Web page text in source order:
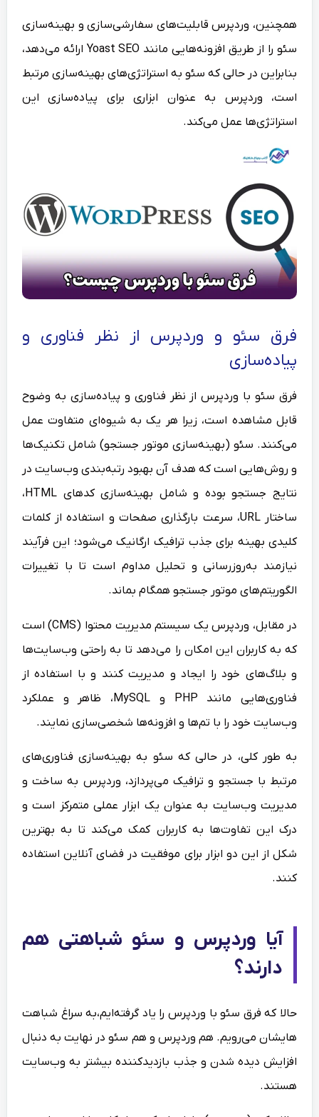
همچنین، وردپرس قابلیت‌های سفارشی‌سازی و بهینه‌سازی
سئو را از طریق افزونه‌هایی مانند Yoast SEO ارائه می‌دهد،
بنابراین در حالی که سئو به استراتژی‌های بهینه‌سازی مرتبط
است، وردپرس به عنوان ابزاری برای پیاده‌سازی این
استراتژی‌ها عمل می‌کند.
فرق سئو و وردپرس از نظر فناوری و
پیاده‌سازی
فرق سئو با وردپرس از نظر فناوری و پیاده‌سازی به وضوح
قابل مشاهده است، زیرا هر یک به شیوه‌ای متفاوت عمل
می‌کنند. سئو (بهینه‌سازی موتور جستجو) شامل تکنیک‌ها
و روش‌هایی است که هدف آن بهبود رتبه‌بندی وب‌سایت در
نتایج جستجو بوده و شامل بهینه‌سازی کدهای HTML،
ساختار URL، سرعت بارگذاری صفحات و استفاده از کلمات
کلیدی بهینه برای جذب ترافیک ارگانیک می‌شود؛ این فرآیند
نیازمند به‌روزرسانی و تحلیل مداوم است تا با تغییرات
الگوریتم‌های موتور جستجو همگام بماند.
در مقابل، وردپرس یک سیستم مدیریت محتوا (CMS) است
که به کاربران این امکان را می‌دهد تا به راحتی وب‌سایت‌ها
و بلاگ‌های خود را ایجاد و مدیریت کنند و با استفاده از
فناوری‌هایی مانند PHP و MySQL، ظاهر و عملکرد
وب‌سایت خود را با تم‌ها و افزونه‌ها شخصی‌سازی نمایند.
به طور کلی، در حالی که سئو به بهینه‌سازی فناوری‌های
مرتبط با جستجو و ترافیک می‌پردازد، وردپرس به ساخت و
مدیریت وب‌سایت به عنوان یک ابزار عملی متمرکز است و
درک این تفاوت‌ها به کاربران کمک می‌کند تا به بهترین
شکل از این دو ابزار برای موفقیت در فضای آنلاین استفاده
کنند.
آیا وردپرس و سئو شباهتی هم
دارند؟
حالا که فرق سئو با وردپرس را یاد گرفته‌ایم،به سراغ شباهت
هایشان می‌رویم. هم وردپرس و هم سئو در نهایت به دنبال
افزایش دیده شدن و جذب بازدیدکننده بیشتر به وب‌سایت
هستند.